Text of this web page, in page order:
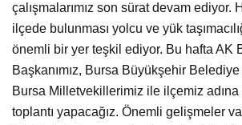
çalışmalarımız son sürat devam ediyor.
ilçede bulunması yolcu ve yük
önemli bir yer teşkil ediyor. Bu hafta AK
Başkanımız, Bursa Büyükşehir Belediye
Bursa Milletvekillerimiz ile ilçemiz
toplantı yapacağız. Önemli gelişmeler